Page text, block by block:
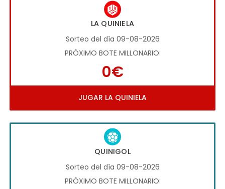
LA QUINIELA
Sorteo del día 09-08-2026
PRÓXIMO BOTE MILLONARIO:
0€
JUGAR LA QUINIELA
QUINIGOL
Sorteo del día 09-08-2026
PRÓXIMO BOTE MILLONARIO: